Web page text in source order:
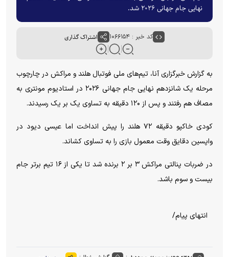
نهایی جام جهانی ۲۰۲۶ شد.
کد خبر : ۱۰۶۶۱۵۴ اشتراک گذاری
به گزارش خبرگزاری آنا، تیم‌های ملی فوتبال هلند و مراکش در چارچوب
مرحله یک شانزدهم نهایی جام جهانی ۲۰۲۶ در استادیوم مونتری به
مصاف هم رفتند و پس از ۱۲۰ دقیقه به تساوی یک بر یک رسیدند.
کودی خاکپو دقیقه ۷۲ هلند را پیش انداخت اما عیسی دیود در
واپسین دقایق وقت معمول بازی را به تساوی کشاند.
در ضربات پنالتی مراکش ۳ بر ۲ برنده شد تا یکی از ۱۶ تیم برتر جام
بیست و سوم باشد.
انتهای پیام/